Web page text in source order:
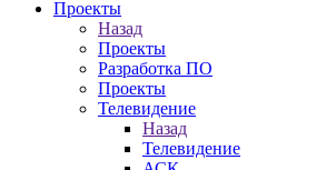
Проекты
Назад
Проекты
Разработка ПО
Проекты
Телевидение
Назад
Телевидение